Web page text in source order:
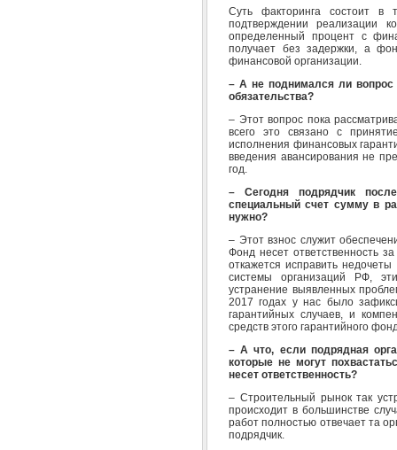
Суть факторинга состоит
подтверждении реализации
определенный процент с
получает без задержки, а
финансовой организации.
– А не поднимался ли вопрос
обязательства?
– Этот вопрос пока
всего это связано с
исполнения финансовых
введения авансирования не
год.
– Сегодня подрядчик
специальный счет сумму в
нужно?
– Этот взнос служит
Фонд несет ответственность
откажется исправить
системы организаций РФ,
устранение выявленных
2017 годах у нас было
гарантийных случаев, и
средств этого гарантийного
– А что, если подрядная
которые не могут
несет ответственность?
– Строительный рынок так
происходит в большинстве
работ полностью отвечает та
подрядчик.